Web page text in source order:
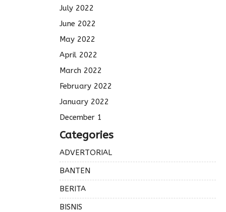
July 2022
June 2022
May 2022
April 2022
March 2022
February 2022
January 2022
December 1
Categories
ADVERTORIAL
BANTEN
BERITA
BISNIS